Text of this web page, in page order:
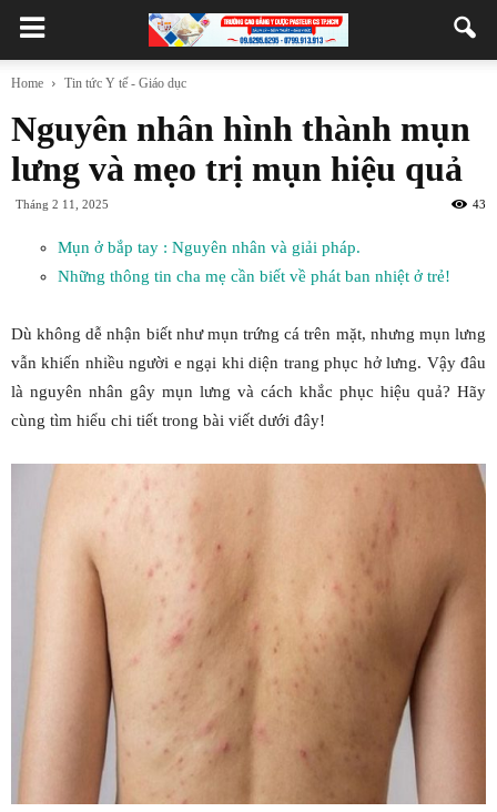
Home Tin tức Y tế - Giáo dục
Nguyên nhân hình thành mụn
lưng và mẹo trị mụn hiệu quả
Tháng 2 11, 2025 43
Mụn ở bắp tay : Nguyên nhân và giải pháp.
Những thông tin cha mẹ cần biết về phát ban nhiệt ở trẻ!
Dù không dễ nhận biết như mụn trứng cá trên mặt, nhưng mụn lưng
vẫn khiến nhiều người e ngại khi diện trang phục hở lưng. Vậy đâu
là nguyên nhân gây mụn lưng và cách khắc phục hiệu quả? Hãy
cùng tìm hiểu chi tiết trong bài viết dưới đây!